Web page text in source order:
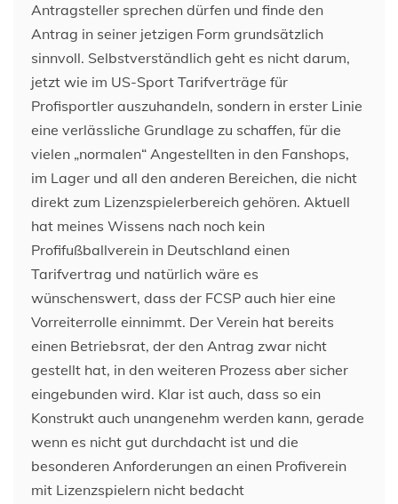
Antragsteller sprechen dürfen und finde den
Antrag in seiner jetzigen Form grundsätzlich
sinnvoll. Selbstverständlich geht es nicht darum,
jetzt wie im US-Sport Tarifverträge für
Profisportler auszuhandeln, sondern in erster Linie
eine verlässliche Grundlage zu schaffen, für die
vielen „normalen“ Angestellten in den Fanshops,
im Lager und all den anderen Bereichen, die nicht
direkt zum Lizenzspielerbereich gehören. Aktuell
hat meines Wissens nach noch kein
Profifußballverein in Deutschland einen
Tarifvertrag und natürlich wäre es
wünschenswert, dass der FCSP auch hier eine
Vorreiterrolle einnimmt. Der Verein hat bereits
einen Betriebsrat, der den Antrag zwar nicht
gestellt hat, in den weiteren Prozess aber sicher
eingebunden wird. Klar ist auch, dass so ein
Konstrukt auch unangenehm werden kann, gerade
wenn es nicht gut durchdacht ist und die
besonderen Anforderungen an einen Profiverein
mit Lizenzspielern nicht bedacht